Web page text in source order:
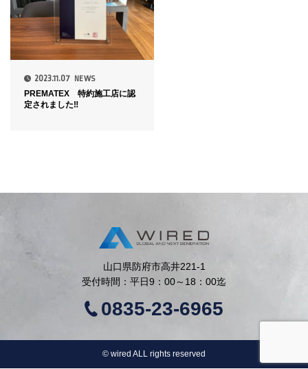
2023.11.07 NEWS
PREMATEX 特約施工店に認
定されました‼
山口県防府市高井221-1
受付時間：平日9：00～18：00迄
0835-23-6965
©︎ wired ALL rights reserved